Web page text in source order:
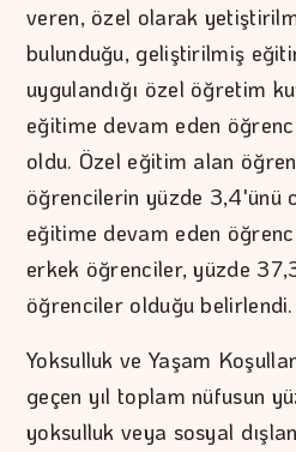
veren, özel olarak
bulunduğu, geliştirilmiş
uygulandığı özel öğretim
eğitime devam eden
oldu. Özel eğitim alan
öğrencilerin yüzde 3,4'ünü
eğitime devam eden
erkek öğrenciler, yüzde
öğrenciler olduğu belirlendi.
Yoksulluk ve Yaşam
geçen yıl toplam nüfusun
yoksulluk veya sosyal